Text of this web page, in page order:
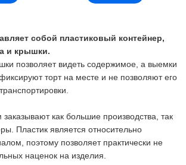
собой пластиковый контейнер,
и крышки.
позволяет видеть содержимое, а выемки
торт на месте и не позволяют его
как большие производства, так
Пластик является относительно
поэтому позволяет практически не
наценок на изделия.